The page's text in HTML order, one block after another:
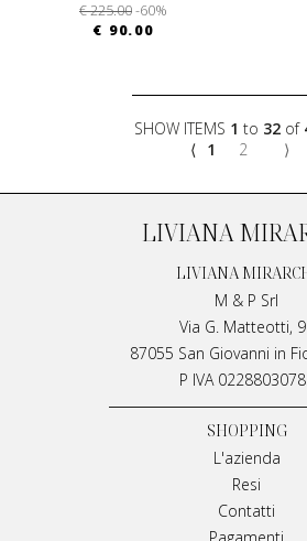
€ 225.00-60%
€ 90.00
SHOW ITEMS 1 to 32 of
⟨
1 2 ⟩
LIVIANA
LIVIANA
M & P Srl
Via G. Matteotti,
87055 San Giovanni in
P IVA
SHOPPING
L'azienda
Resi
Contatti